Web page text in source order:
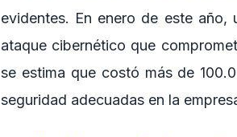
evidentes. En enero de este año,
ataque cibernético que
se estima que costó más de
seguridad adecuadas en la